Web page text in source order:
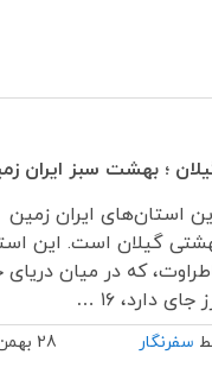
؛ بهشت سبز ایران
استان‌های ایران زمین
گیلان است. این
که در میان دریای
دارد، ۱۶ …
سفرنگار 28 بهمن 98